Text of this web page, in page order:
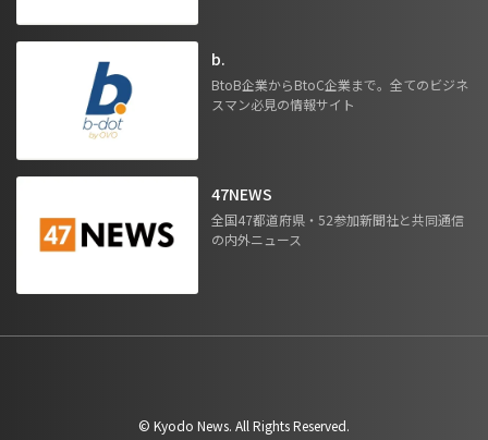
b.
BtoB企業からBtoC企業まで。全てのビジネ
スマン必見の情報サイト
47NEWS
全国47都道府県・52参加新聞社と共同通信
の内外ニュース
©︎ Kyodo News. All Rights Reserved.